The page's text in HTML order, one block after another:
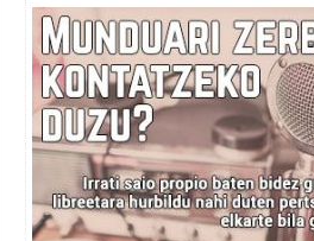
c
e
b
o
i
t
t
e
e
d